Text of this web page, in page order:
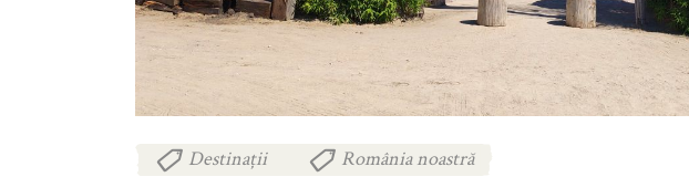
Destinații România noastră